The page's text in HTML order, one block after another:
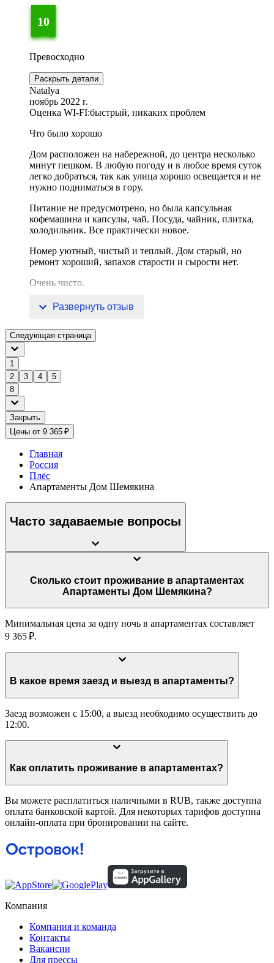
10
Превосходно
Раскрыть детали
Natalya
ноябрь 2022 г.
Оценка WI-FI:быстрый, никаких проблем
Что было хорошо
Дом расположен на набережной, до центра несколько
минут пешком. В любую погоду и в любое время суток
легко добраться, так как улица хорошо освещается и не
нужно подниматься в гору.
Питание не предусмотрено, но была капсульная
кофемашина и капсулы, чай. Посуда, чайник, плитка,
холодильник. Все практически новое.
Номер уютный, чистый и теплый. Дом старый, но
ремонт хороший, запахов старости и сырости нет.
Очень чисто.
Мы приезжали в будни, хоз
Развернуть отзыв
Следующая страница
1
2
3 4
5
8
Закрыть
Цены от 9 365 ₽
Главная
Россия
Плёс
Апартаменты Дом Шемякина
Часто задаваемые вопросы
Сколько стоит проживание в апартаментах
Апартаменты Дом Шемякина?
Минимальная цена за одну ночь в апартаментах составляет
9 365 ₽.
В какое время заезд и выезд в апартаменты?
Заезд возможен с 15:00, а выезд необходимо осуществить до
12:00.
Как оплатить проживание в апартаментах?
Вы можете расплатиться наличными в RUB, также доступна
оплата банковской картой. Для некоторых тарифов доступна
онлайн-оплата при бронировании на сайте.
Компания
Компания и команда
Контакты
Вакансии
Для прессы